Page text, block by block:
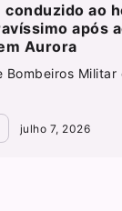
conduzido ao
após
Aurora
Bombeiros Militar
julho 7, 2026